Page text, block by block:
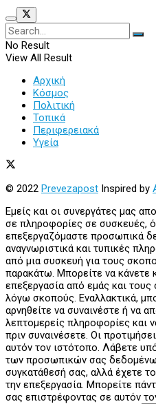
No Result
View All Result
Αρχική
Κόσμος
Πολιτική
Τοπικά
Περιφερειακά
Υγεία
© 2022 Prevezapost Inspired by
Εμείς και οι συνεργάτες μας
σε πληροφορίες σε συσκευές,
επεξεργαζόμαστε προσωπικά
αναγνωριστικά και τυπικές
από μια συσκευή για τους
παρακάτω. Μπορείτε να κάνετε
επεξεργασία από εμάς και τους
λόγω σκοπούς. Εναλλακτικά,
αρνηθείτε να συναινέστε ή να
λεπτομερείς πληροφορίες και
πριν συναινέσετε. Οι
αυτόν τον ιστότοπο. Λάβετε
των προσωπικών σας
συγκατάθεσή σας, αλλά έχετε
την επεξεργασία. Μπορείτε
σας επιστρέφοντας σε αυτόν